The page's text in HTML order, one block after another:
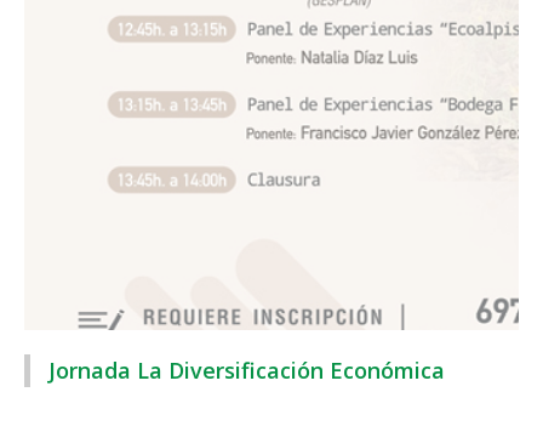
Jornada La Diversificación Económica